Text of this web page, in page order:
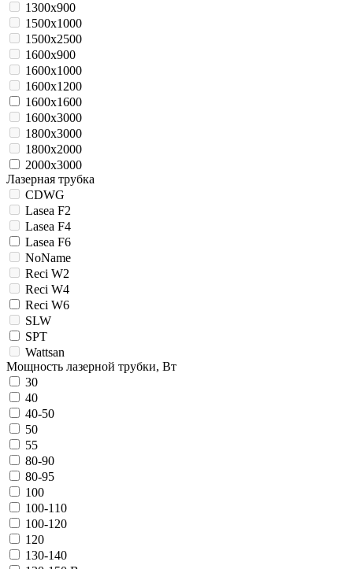
1300x900
1500x1000
1500x2500
1600x900
1600x1000
1600x1200
1600x1600
1600x3000
1800x3000
1800х2000
2000x3000
Лазерная трубка
CDWG
Lasea F2
Lasea F4
Lasea F6
NoName
Reci W2
Reci W4
Reci W6
SLW
SPT
Wattsan
Мощность лазерной трубки, Вт
30
40
40-50
50
55
80-90
80-95
100
100-110
100-120
120
130-140